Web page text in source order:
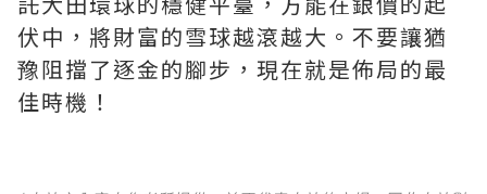
伏中，將財富的雪球越滾越大。不要讓猶
豫阻擋了逐金的腳步，現在就是佈局的最
佳時機！